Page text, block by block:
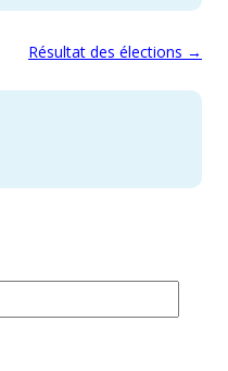
Résultat des élections →